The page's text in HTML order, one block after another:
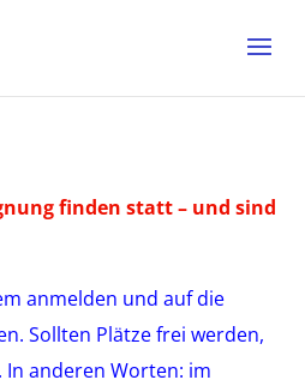
finden statt – und sind
anmelden und auf die
Sollten Plätze frei werden,
anderen Worten: im